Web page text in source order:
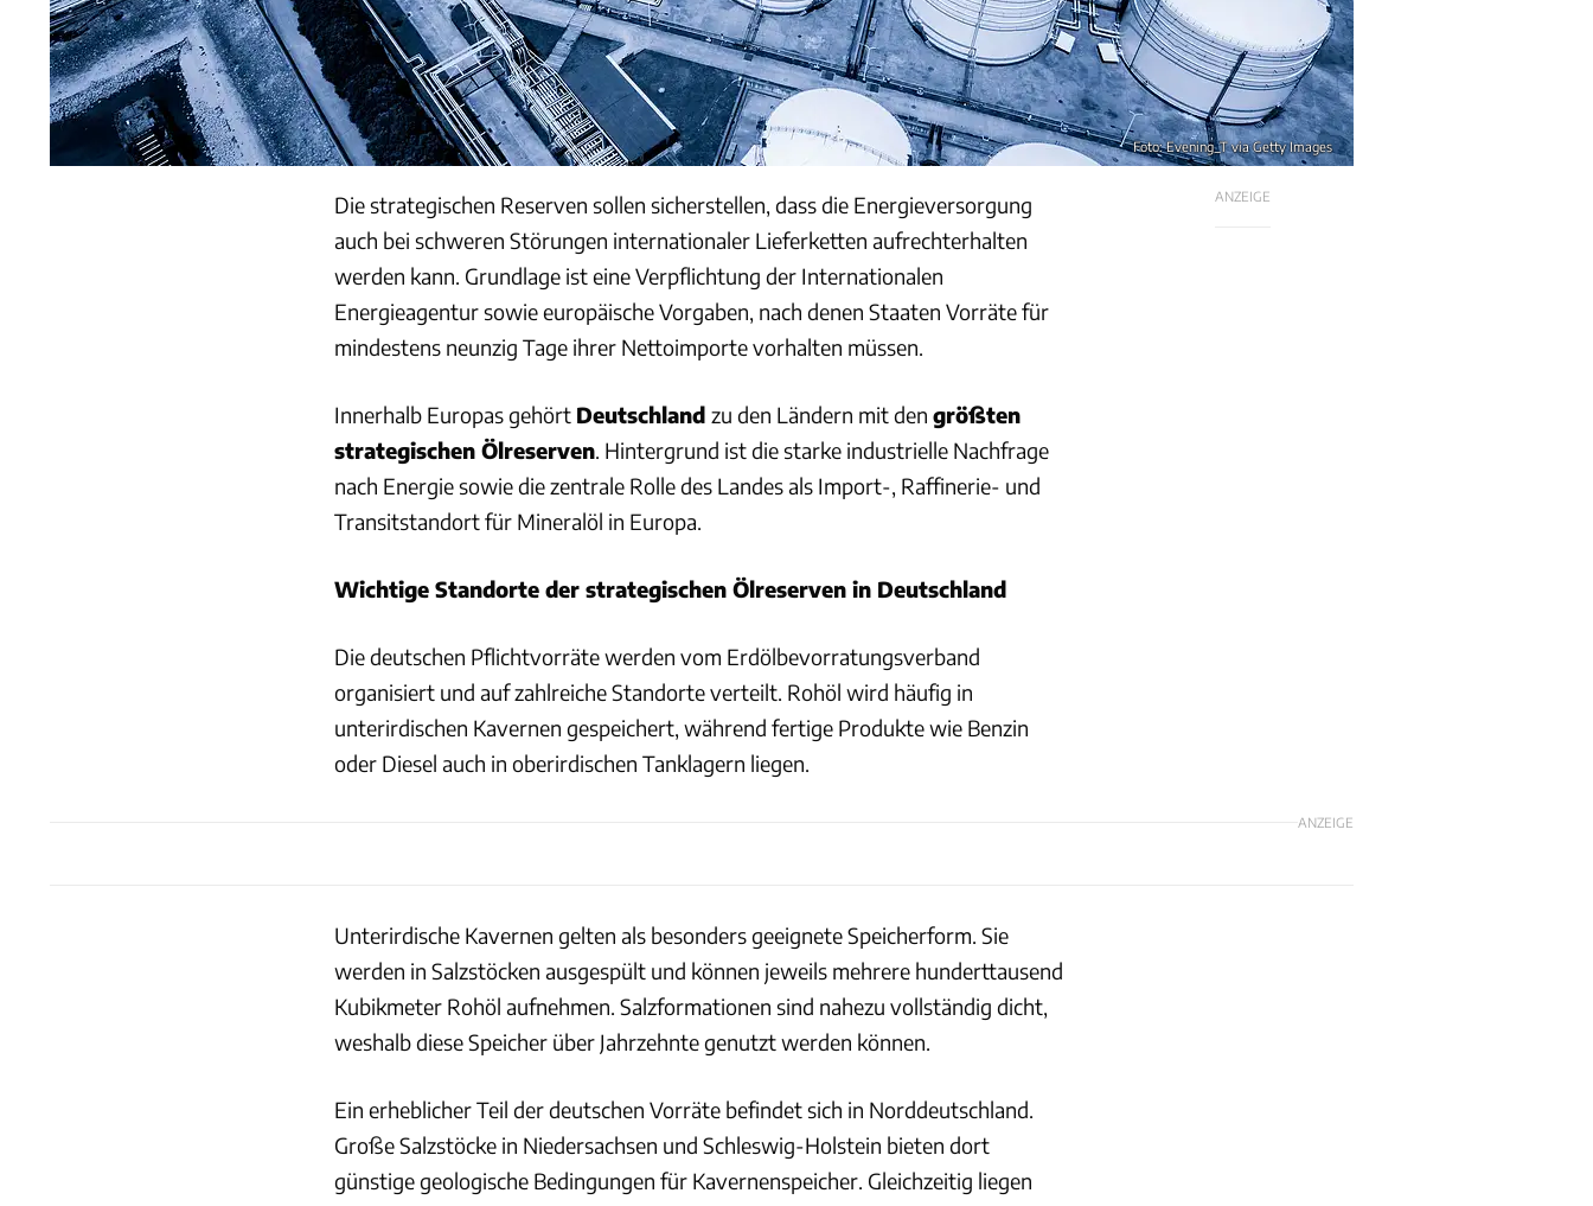
Foto: Evening_T via Getty Images
ANZEIGE
Die strategischen Reserven sollen sicherstellen, dass die Energieversorgung
auch bei schweren Störungen internationaler Lieferketten aufrechterhalten
werden kann. Grundlage ist eine Verpflichtung der Internationalen
Energieagentur sowie europäische Vorgaben, nach denen Staaten Vorräte für
mindestens neunzig Tage ihrer Nettoimporte vorhalten müssen.
Innerhalb Europas gehört Deutschland zu den Ländern mit den größten
strategischen Ölreserven . Hintergrund ist die starke industrielle Nachfrage
nach Energie sowie die zentrale Rolle des Landes als Import-, Raffinerie- und
Transitstandort für Mineralöl in Europa.
Wichtige Standorte der strategischen Ölreserven in Deutschland
Die deutschen Pflichtvorräte werden vom Erdölbevorratungsverband
organisiert und auf zahlreiche Standorte verteilt. Rohöl wird häufig in
unterirdischen Kavernen gespeichert, während fertige Produkte wie Benzin
oder Diesel auch in oberirdischen Tanklagern liegen.
ANZEIGE
Unterirdische Kavernen gelten als besonders geeignete Speicherform. Sie
werden in Salzstöcken ausgespült und können jeweils mehrere hunderttausend
Kubikmeter Rohöl aufnehmen. Salzformationen sind nahezu vollständig dicht,
weshalb diese Speicher über Jahrzehnte genutzt werden können.
Ein erheblicher Teil der deutschen Vorräte befindet sich in Norddeutschland.
Große Salzstöcke in Niedersachsen und Schleswig-Holstein bieten dort
günstige geologische Bedingungen für Kavernenspeicher. Gleichzeitig liegen